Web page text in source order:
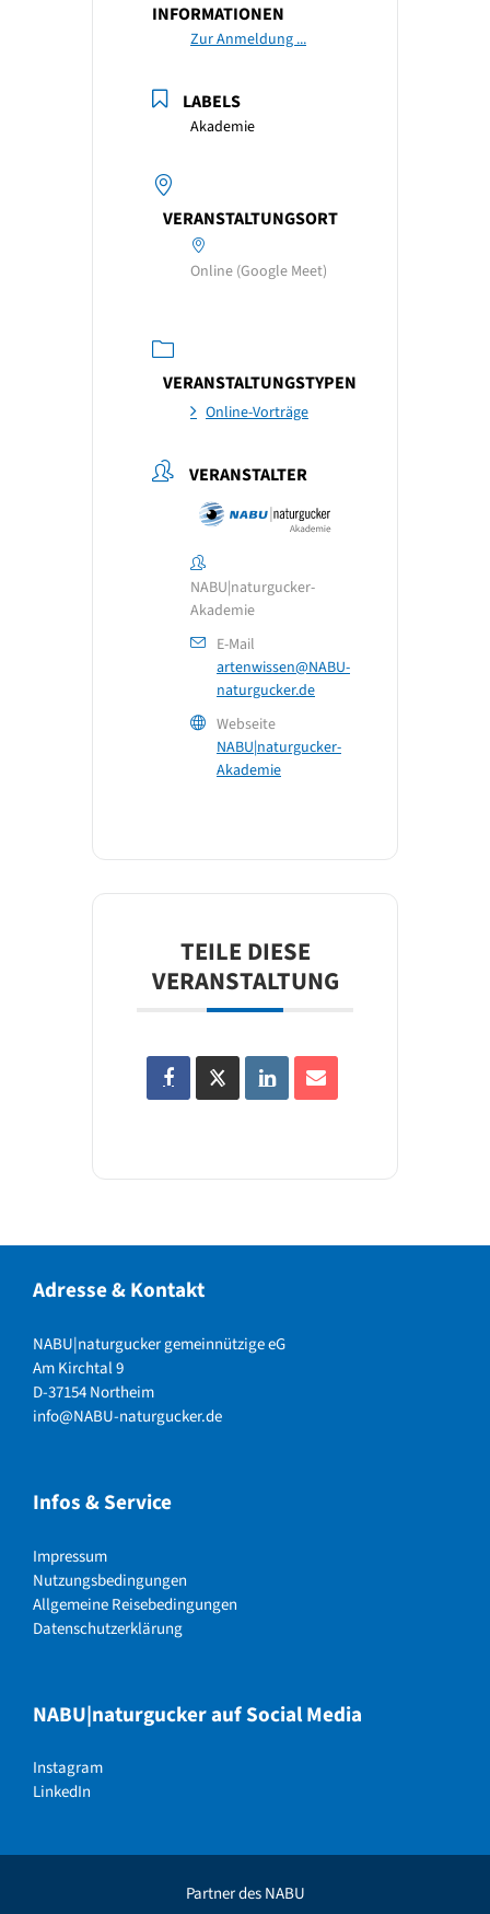
INFORMATIONEN
Zur Anmeldung ...
LABELS
Akademie
VERANSTALTUNGSORT
Online (Google Meet)
VERANSTALTUNGSTYPEN
Online-Vorträge
VERANSTALTER
NABU|naturgucker-
Akademie
E-Mail
artenwissen@NABU-
naturgucker.de
Webseite
NABU|naturgucker-
Akademie
TEILE DIESE
VERANSTALTUNG
Adresse & Kontakt
NABU|naturgucker gemeinnützige eG
Am Kirchtal 9
D-37154 Northeim
info@NABU-naturgucker.de
Infos & Service
Impressum
Nutzungsbedingungen
Allgemeine Reisebedingungen
Datenschutzerklärung
NABU|naturgucker auf Social Media
Instagram
LinkedIn
Partner des NABU